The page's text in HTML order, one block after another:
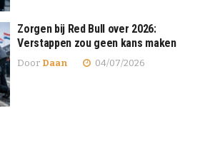
Zorgen bij Red Bull over 2026:
Verstappen zou geen kans maken
Door Daan 04/07/2026